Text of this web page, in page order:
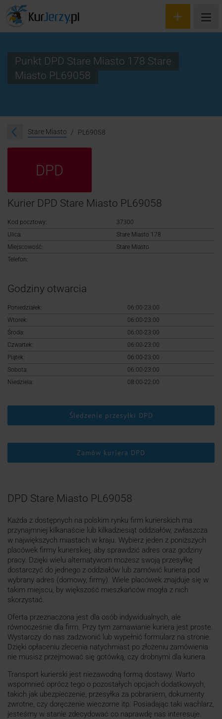
Śledzenie przesyłki
Logowanie
Punkt DPD Stare Miasto 178 Stare
Miasto PL69058
Stare Miasto PL69058
DPD
Kurier DPD Stare Miasto PL69058
Kod pocztowy:
37300
Ulica:
Stare Miasto 178
Miejscowość:
Stare Miasto
Telefon:
Godziny otwarcia
Poniedziałek:
06:00-23:00
Wtorek:
06:00-23:00
Środa:
06:00-23:00
Czwartek:
06:00-23:00
Piątek:
06:00-23:00
Sobota:
06:00-23:00
Niedziela:
08:00-22:00
Śledzenie przesyłki DPD
Zamów kuriera DPD
DPD Stare Miasto PL69058
Każda z dostępnych na polskim rynku firm kurierskich ma
przynajmniej kilkanaście lub kilkadziesiąt oddziałów, zwłaszcza
w największych miastach w kraju. Wybierz jeden z poniższych
placówek firmy kurierskiej, aby sprawdzić adres oraz godziny
pracy. Dzięki wielu alternatywom możesz swoją przesyłkę
dostarczyć do jednego z oddziałów lub zamówić kuriera pod
wybrany adres (domowy, firmy). Wiele placówek znajduje się w
takim miejscu, by większość mieszkańców mogła z nich
skorzystać.
Oferta przeznaczona jest dla osób indywidualnych, ale
równocześnie dla firm. Przy tym zamawianie kuriera jest proste.
Wystarczy do nas zadzwonić lub wypełnić formularz na stronie.
Dzięki opłaceniu zlecenia natychmiast po złożeniu zamówienia
nie musisz przejmować się gotówką, czy drobnymi dla kuriera.
Transport kurierski jest niezawodną formą dostawy. Warto
wspomnieć oprócz tego o pozostałych opcjach dodatkowych,
takich jak ubezpieczenie, przesyłka za pobraniem, dokumenty
zwrotne, czy doręczenie wieczorne itp. Posiadając taki wachlarz,
jesteśmy w stanie zdecydować co naprawdę nas interesuje.